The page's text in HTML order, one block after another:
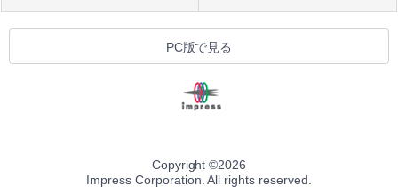
PC版で見る
Copyright ©2026
Impress Corporation. All rights reserved.